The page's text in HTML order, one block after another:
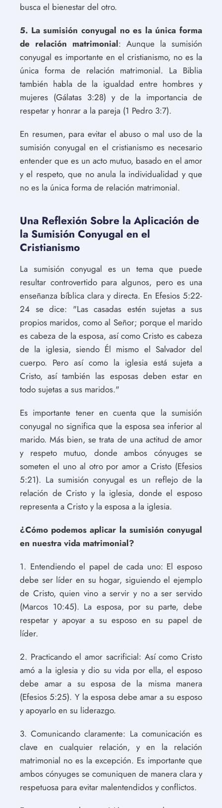
busca el bienestar del otro.
5. La sumisión conyugal no es la única forma
de relación matrimonial: Aunque la sumisión
conyugal es importante en el cristianismo, no es la
única forma de relación matrimonial. La Biblia
también habla de la igualdad entre hombres y
mujeres (Gálatas 3:28) y de la importancia de
respetar y honrar a la pareja (1 Pedro 3:7).
En resumen, para evitar el abuso o mal uso de la
sumisión conyugal en el cristianismo es necesario
entender que es un acto mutuo, basado en el amor
y el respeto, que no anula la individualidad y que
no es la única forma de relación matrimonial.
Una Reflexión Sobre la Aplicación de
la Sumisión Conyugal en el
Cristianismo
La sumisión conyugal es un tema que puede
resultar controvertido para algunos, pero es una
enseñanza bíblica clara y directa. En Efesios 5:22-
24 se dice: "Las casadas estén sujetas a sus
propios maridos, como al Señor; porque el marido
es cabeza de la esposa, así como Cristo es cabeza
de la iglesia, siendo Él mismo el Salvador del
cuerpo. Pero así como la iglesia está sujeta a
Cristo, así también las esposas deben estar en
todo sujetas a sus maridos."
Es importante tener en cuenta que la sumisión
conyugal no significa que la esposa sea inferior al
marido. Más bien, se trata de una actitud de amor
y respeto mutuo, donde ambos cónyuges se
someten el uno al otro por amor a Cristo (Efesios
5:21). La sumisión conyugal es un reflejo de la
relación de Cristo y la iglesia, donde el esposo
representa a Cristo y la esposa a la iglesia.
¿Cómo podemos aplicar la sumisión conyugal
en nuestra vida matrimonial?
1. Entendiendo el papel de cada uno: El esposo
debe ser líder en su hogar, siguiendo el ejemplo
de Cristo, quien vino a servir y no a ser servido
(Marcos 10:45). La esposa, por su parte, debe
respetar y apoyar a su esposo en su papel de
líder.
2. Practicando el amor sacrificial: Así como Cristo
amó a la iglesia y dio su vida por ella, el esposo
debe amar a su esposa de la misma manera
(Efesios 5:25). Y la esposa debe amar a su esposo
y apoyarlo en su liderazgo.
3. Comunicando claramente: La comunicación es
clave en cualquier relación, y en la relación
matrimonial no es la excepción. Es importante que
ambos cónyuges se comuniquen de manera clara y
respetuosa para evitar malentendidos y conflictos.